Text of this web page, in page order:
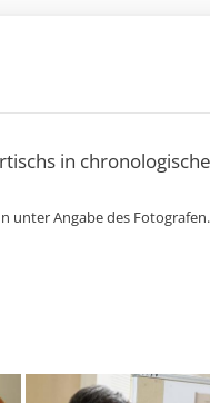
in
unter Angabe des Fotografen.